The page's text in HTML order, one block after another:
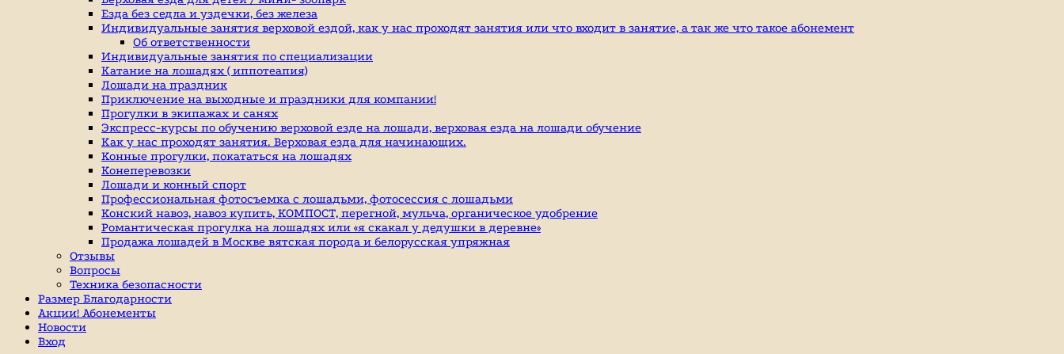
индивидуальные
иппотерапия,
покататься
лошадях
Езда без седла и уздечки, без железа
Индивидуальные занятия верховой ездой, как у нас проходят занятия или что входит в занятие, а так же что такое абонемент
Об ответственности
Индивидуальные занятия по специализации
Катание на лошадях ( иппотеапия)
Лошади на праздник
Приключение на выходные и праздники для компании!
Прогулки в экипажах и санях
Экспресс-курсы по обучению верховой езде на лошади, верховая езда на лошади обучение
Как у нас проходят занятия. Верховая езда для начинающих.
Конные прогулки, покататься на лошадях
Конеперевозки
Лошади и конный спорт
Профессиональная фотосъемка с лошадьми, фотосессия с лошадьми
Конский навоз, навоз купить, КОМПОСТ, перегной, мульча, органическое удобрение
Романтическая прогулка на лошадях или «я скакал у дедушки в деревне»
Продажа лошадей в Москве вятская порода и белорусская упряжная
Отзывы
Вопросы
Техника безопасности
Размер Благодарности
Акции! Абонементы
Новости
Вход